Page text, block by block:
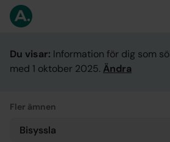
Du visar: Information för dig som
med 1 oktober 2025. Ändra
Fler ämnen
Bisyssla